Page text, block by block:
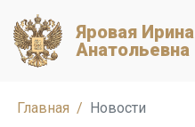
Яровая Ирина
Анатольевна
Главная Новости